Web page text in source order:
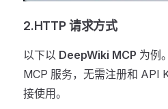
2.HTTP 请求方式
以下以 DeepWiki MCP 为例
MCP 服务，无需注册和 API
接使用。